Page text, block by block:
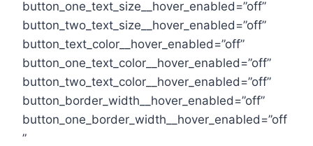
button_one_text_size__hover_enabled=”off”
button_two_text_size__hover_enabled=”off”
button_text_color__hover_enabled=”off”
button_one_text_color__hover_enabled=”off”
button_two_text_color__hover_enabled=”off”
button_border_width__hover_enabled=”off”
button_one_border_width__hover_enabled=”off
”